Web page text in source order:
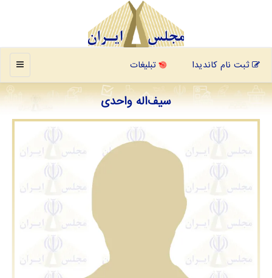
منو ثبت نام کاندیدا تبلیغات
سیف‌اله واحدی